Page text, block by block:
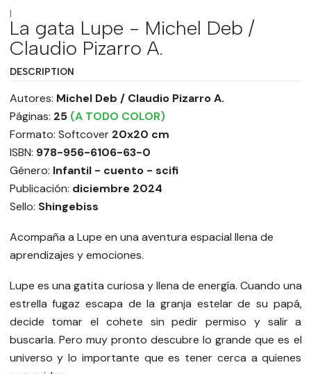
|
La gata Lupe - Michel Deb /
Claudio Pizarro A.
DESCRIPTION
Autores: Michel Deb / Claudio Pizarro A.
Páginas: 25 (A TODO COLOR)
Formato: Softcover 20x20 cm
ISBN: 978-956-6106-63-0
Género: Infantil - cuento - scifi
Publicación: diciembre 2024
Sello: Shingebiss
Acompaña a Lupe en una aventura espacial llena de
aprendizajes y emociones.
Lupe es una gatita curiosa y llena de energía. Cuando una
estrella fugaz escapa de la granja estelar de su papá,
decide tomar el cohete sin pedir permiso y salir a
buscarla. Pero muy pronto descubre lo grande que es el
universo y lo importante que es tener cerca a quienes